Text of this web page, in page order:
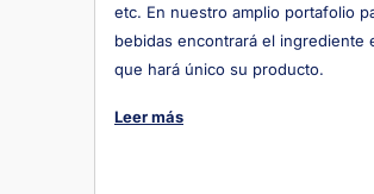
etc. En nuestro amplio portafolio
bebidas encontrará el ingrediente
que hará único su producto.
Leer más